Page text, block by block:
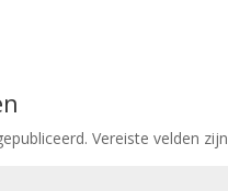
Vereiste velden